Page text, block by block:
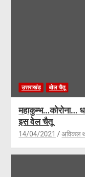
उत्तराखंड बोल चैतू
इस वेल चैतू
14/04/2021 अविकल